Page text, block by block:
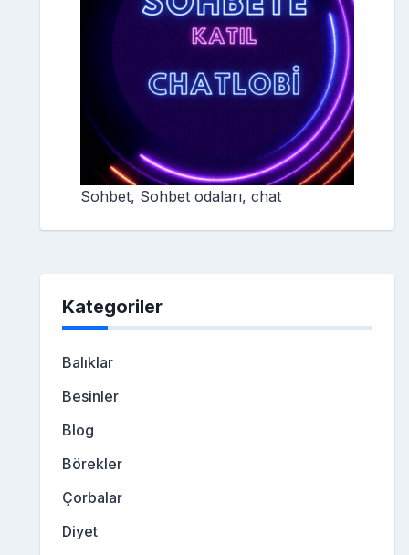
Sohbet, Sohbet odaları, chat
Kategoriler
Balıklar
Besinler
Blog
Börekler
Çorbalar
Diyet